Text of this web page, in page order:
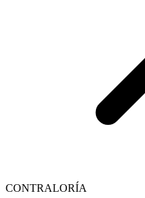
CONTRALORÍA